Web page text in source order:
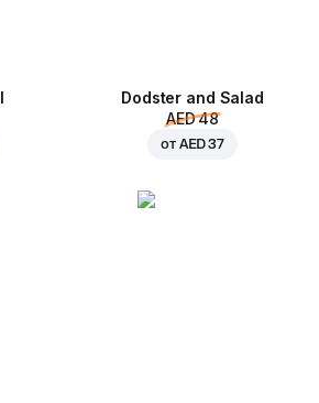
Dodster and Salad
AED 48
от AED 37